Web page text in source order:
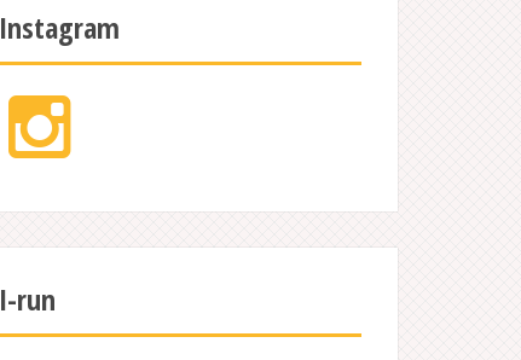
Instagram
Instagram
I-run